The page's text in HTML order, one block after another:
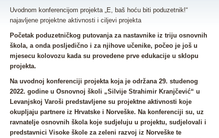
Uvodnom konferencijom projekta „E, baš hoću biti poduzetnik!“
najavljene projektne aktivnosti i ciljevi projekta
Početak poduzetničkog putovanja za nastavnike iz triju osnovnih
škola, a onda posljedično i za njihove učenike, počeo je još u
mjesecu kolovozu kada su provedene prve edukacije u sklopu
projekta.
Na uvodnoj konferenciji projektakoja je održana 29. studenog
2022. godine u Osnovnoj školi „Silvije Strahimir Kranjčević“ u
Levanjskoj Varoši predstavljene su projektne aktivnosti koje
okupljaju partnere iz Hrvatske i Norveške. Na konferenciji su, uz
ravnatelje osnovnih škola koje sudjeluju u projektu, sudjelovali i
predstavnici Visoke škole za zeleni razvoj iz Norveške te